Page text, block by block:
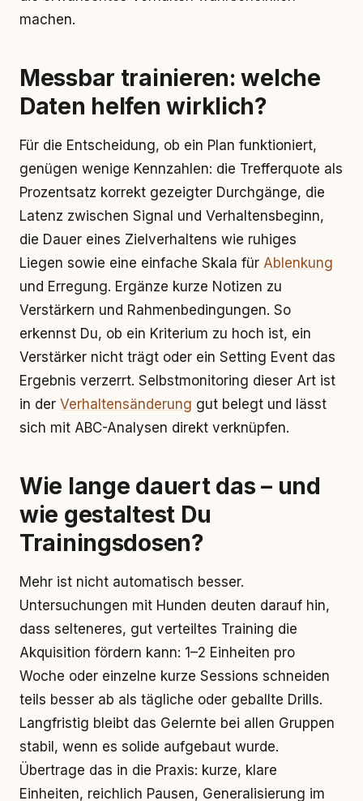
machen.
Messbar trainieren: welche
Daten helfen wirklich?
Für die Entscheidung, ob ein Plan funktioniert,
genügen wenige Kennzahlen: die Trefferquote als
Prozentsatz korrekt gezeigter Durchgänge, die
Latenz zwischen Signal und Verhaltensbeginn,
die Dauer eines Zielverhaltens wie ruhiges
Liegen sowie eine einfache Skala für Ablenkung
und Erregung. Ergänze kurze Notizen zu
Verstärkern und Rahmenbedingungen. So
erkennst Du, ob ein Kriterium zu hoch ist, ein
Verstärker nicht trägt oder ein Setting Event das
Ergebnis verzerrt. Selbstmonitoring dieser Art ist
in der Verhaltensänderung gut belegt und lässt
sich mit ABC-Analysen direkt verknüpfen.
Wie lange dauert das – und
wie gestaltest Du
Trainingsdosen?
Mehr ist nicht automatisch besser.
Untersuchungen mit Hunden deuten darauf hin,
dass selteneres, gut verteiltes Training die
Akquisition fördern kann: 1–2 Einheiten pro
Woche oder einzelne kurze Sessions schneiden
teils besser ab als tägliche oder geballte Drills.
Langfristig bleibt das Gelernte bei allen Gruppen
stabil, wenn es solide aufgebaut wurde.
Übertrage das in die Praxis: kurze, klare
Einheiten, reichlich Pausen, Generalisierung im